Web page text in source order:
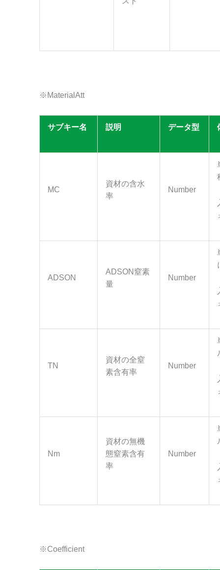
※MaterialAtt
サブキー名 説明 データ型
MC
資材の含水
率
Number
ADSON
ADSON窒素
量
Number
TN
資材の全窒
素含有率
Number
Nm
資材の無機
態窒素含有
率
Number
※Coefficient